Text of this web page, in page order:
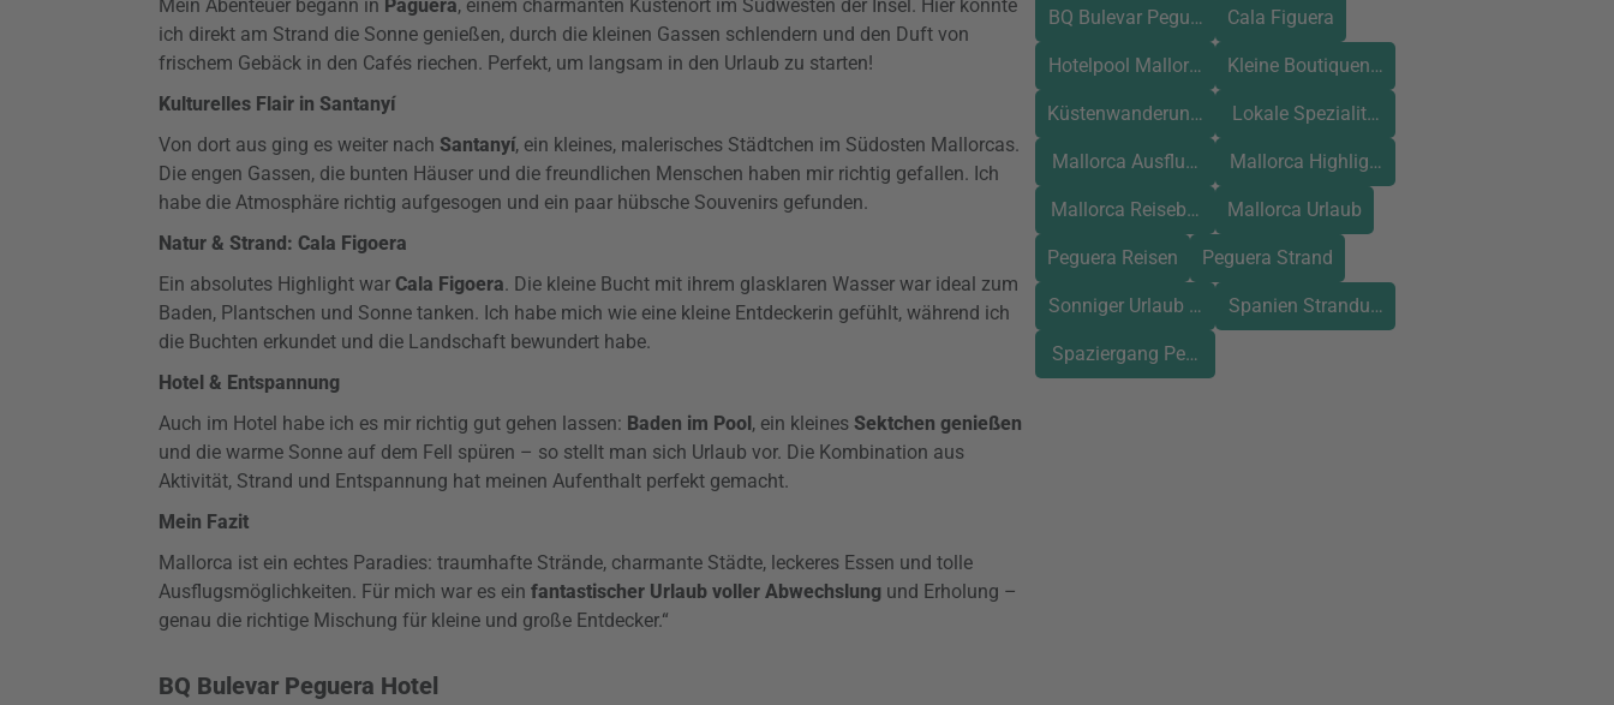
Mein Abenteuer begann in Paguera, einem charmanten Küstenort im Südwesten der Insel. Hier konnte
ich direkt am Strand die Sonne genießen, durch die kleinen Gassen schlendern und den Duft von
frischem Gebäck in den Cafés riechen. Perfekt, um langsam in den Urlaub zu starten!
Kulturelles Flair in Santanyí
Von dort aus ging es weiter nach Santanyí, ein kleines, malerisches Städtchen im Südosten Mallorcas.
Die engen Gassen, die bunten Häuser und die freundlichen Menschen haben mir richtig gefallen. Ich
habe die Atmosphäre richtig aufgesogen und ein paar hübsche Souvenirs gefunden.
Natur & Strand: Cala Figoera
Ein absolutes Highlight war Cala Figoera. Die kleine Bucht mit ihrem glasklaren Wasser war ideal zum
Baden, Plantschen und Sonne tanken. Ich habe mich wie eine kleine Entdeckerin gefühlt, während ich
die Buchten erkundet und die Landschaft bewundert habe.
Hotel & Entspannung
Auch im Hotel habe ich es mir richtig gut gehen lassen: Baden im Pool, ein kleines Sektchen genießen
und die warme Sonne auf dem Fell spüren – so stellt man sich Urlaub vor. Die Kombination aus
Aktivität, Strand und Entspannung hat meinen Aufenthalt perfekt gemacht.
Mein Fazit
Mallorca ist ein echtes Paradies: traumhafte Strände, charmante Städte, leckeres Essen und tolle
Ausflugsmöglichkeiten. Für mich war es ein fantastischer Urlaub voller Abwechslung und Erholung –
genau die richtige Mischung für kleine und große Entdecker.“
BQ Bulevar Peguera Hotel
BQ Bulevar Peguera HotelCala Figuera
Hotelpool Mallorca Kleine Boutiquen Peguera
Küstenwanderung MallorcaLokale Spezialitäten Mallorca
Mallorca AusflugstippsMallorca Highlights
Mallorca ReiseberichtMallorca Urlaub
Peguera Reisen Peguera Strand
Sonniger Urlaub MallorcaSpanien Strandurlaub
Spaziergang Peguera Hafen